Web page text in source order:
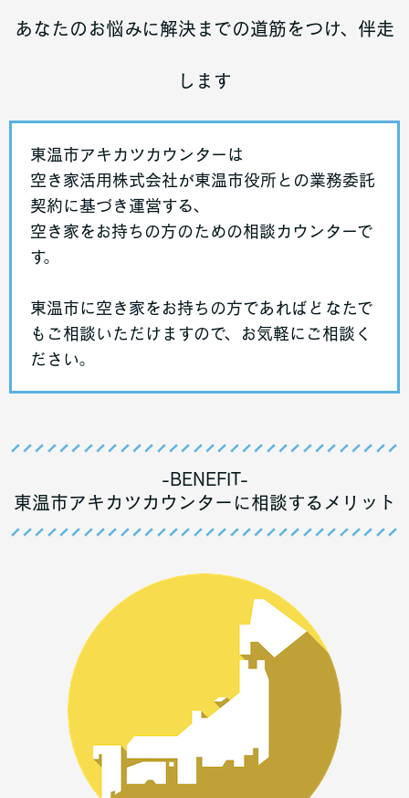
あなたのお悩みに解決までの道筋をつけ、伴走
します
東温市アキカツカウンターは
空き家活用株式会社が東温市役所との業務委託
契約に基づき運営する、
空き家をお持ちの方のための相談カウンターで
す。
東温市に空き家をお持ちの方であればどなたで
もご相談いただけますので、お気軽にご相談く
ださい。
-BENEFIT-
東温市アキカツカウンターに相談するメリット